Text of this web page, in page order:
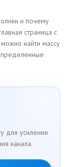
и почему
страница с
найти массу
для усиления
канала.